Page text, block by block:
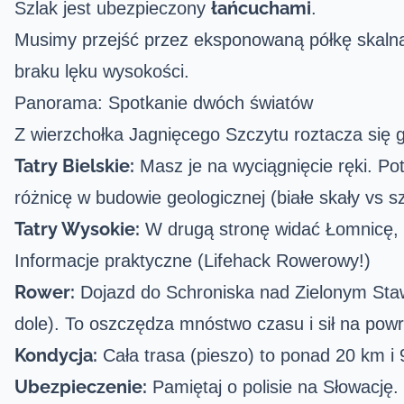
Szlak jest ubezpieczony łańcuchami.
Musimy przejść przez eksponowaną półkę
braku lęku wysokości.
Panorama: Spotkanie dwóch światów
Z wierzchołka Jagnięcego Szczytu roztacza się
Tatry Bielskie: Masz je na wyciągnięcie ręki.
różnicę w budowie geologicznej (białe skały vs
Tatry Wysokie: W drugą stronę widać
Informacje praktyczne (Lifehack Rowerowy!)
Rower: Dojazd do Schroniska nad Zielonym
dole). To oszczędza mnóstwo czasu i sił na
Kondycja: Cała trasa (pieszo) to ponad 20 km
Ubezpieczenie: Pamiętaj o polisie na Słowację.